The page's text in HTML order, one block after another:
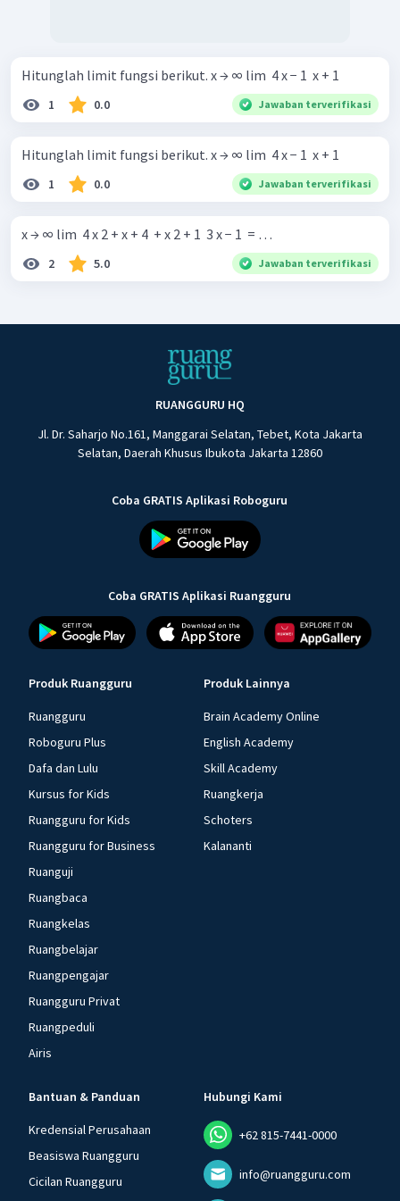
Hitunglah limit fungsi berikut. x → ∞ lim ​ 4 x − 1 ​ x + 1 ​ ​
1 0.0 Jawaban terverifikasi
Hitunglah limit fungsi berikut. x → ∞ lim ​ 4 x − 1 ​ x + 1 ​ ​
1 0.0 Jawaban terverifikasi
x → ∞ lim ​ 4 x 2 + x + 4 ​ + x 2 + 1 ​ 3 x − 1 ​ = …
2 5.0 Jawaban terverifikasi
RUANGGURU HQ
Jl. Dr. Saharjo No.161, Manggarai Selatan, Tebet, Kota Jakarta
Selatan, Daerah Khusus Ibukota Jakarta 12860
Coba GRATIS Aplikasi Roboguru
Coba GRATIS Aplikasi Ruangguru
Produk Ruangguru
Ruangguru
Roboguru Plus
Dafa dan Lulu
Kursus for Kids
Ruangguru for Kids
Ruangguru for Business
Ruanguji
Ruangbaca
Ruangkelas
Ruangbelajar
Ruangpengajar
Ruangguru Privat
Ruangpeduli
Airis
Produk Lainnya
Brain Academy Online
English Academy
Skill Academy
Ruangkerja
Schoters
Kalananti
Bantuan & Panduan
Kredensial Perusahaan
Beasiswa Ruangguru
Cicilan Ruangguru
Hubungi Kami
+62 815-7441-0000
info@ruangguru.com